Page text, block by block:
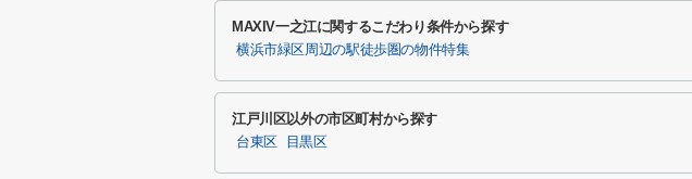
MAXIV一之江に関するこだわり条件から探す
横浜市緑区周辺の駅徒歩圏の物件特集
江戸川区以外の市区町村から探す
台東区 目黒区